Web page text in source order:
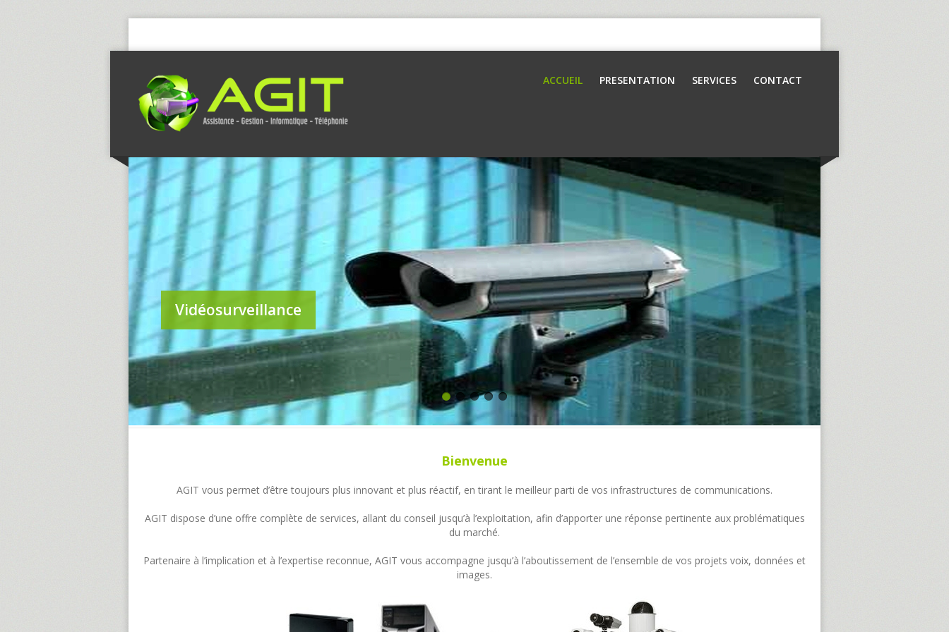
ACCUEIL PRESENTATION SERVICES CONTACT
Vidéosurveillance
Bienvenue
AGIT vous permet d’être toujours plus innovant et plus réactif, en tirant le meilleur parti de vos infrastructures de communications.
AGIT dispose d’une offre complète de services, allant du conseil jusqu’à l’exploitation, afin d’apporter une réponse pertinente aux problématiques
du marché.
Partenaire à l’implication et à l’expertise reconnue, AGIT vous accompagne jusqu’à l’aboutissement de l’ensemble de vos projets voix, données et
images.